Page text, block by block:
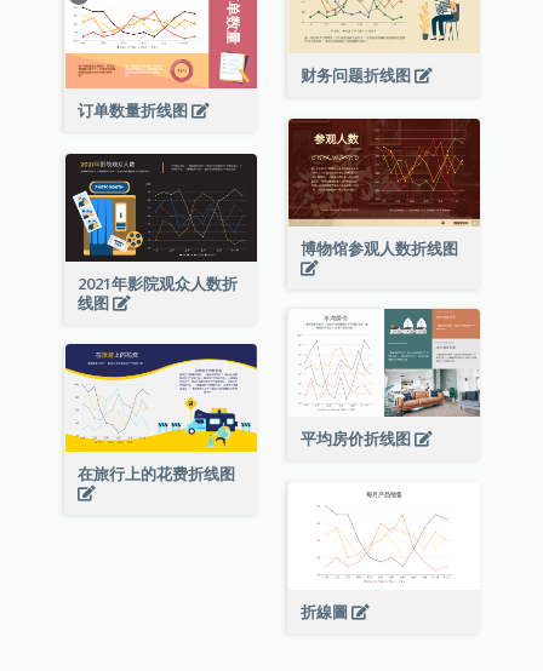
财务问题折线图
订单数量折线图
博物馆参观人数折线图
2021年影院观众人数折
线图
平均房价折线图
在旅行上的花费折线图
折線圖